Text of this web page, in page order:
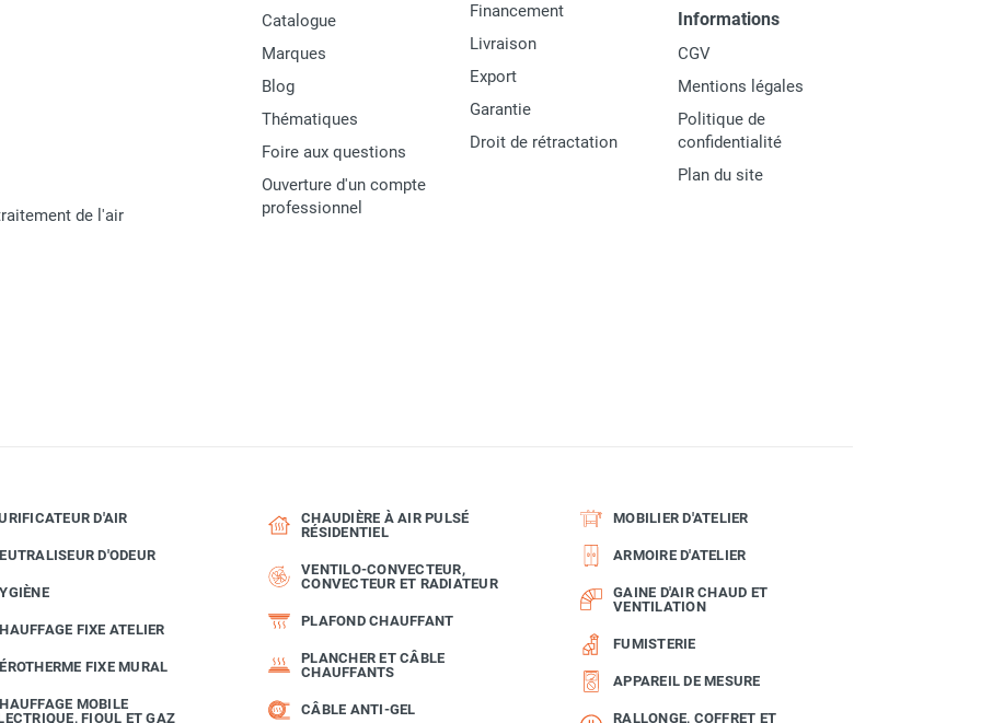
CALORSCHWANK
de l'air
Catalogue
Marques
Blog
Thématiques
Foire aux questions
Ouverture d'un compte
professionnel
Financement
Livraison
Export
Garantie
Droit de rétractation
Informations
CGV
Mentions légales
Politique de
confidentialité
Plan du site
D'AIR
D'ODEUR
FIXE ATELIER
FIXE MURAL
MOBILE
FIOUL ET GAZ
CHAUDIÈRE À AIR PULSÉ
RÉSIDENTIEL
VENTILO-CONVECTEUR,
CONVECTEUR ET RADIATEUR
PLAFOND CHAUFFANT
PLANCHER ET CÂBLE
CHAUFFANTS
CÂBLE ANTI-GEL
MOBILIER D'ATELIER
ARMOIRE D'ATELIER
GAINE D'AIR CHAUD ET
VENTILATION
FUMISTERIE
APPAREIL DE MESURE
RALLONGE, COFFRET ET